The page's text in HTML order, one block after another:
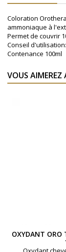
Coloration
ammoniaque à
Permet de couvrir
Conseil
Contenance 100ml
VOUS AIMEREZ
OXYDANT ORO